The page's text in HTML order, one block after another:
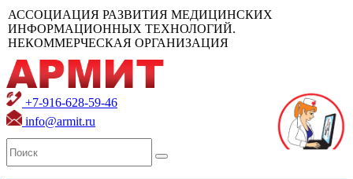
АССОЦИАЦИЯ РАЗВИТИЯ МЕДИЦИНСКИХ
ИНФОРМАЦИОННЫХ ТЕХНОЛОГИЙ.
НЕКОММЕРЧЕСКАЯ ОРГАНИЗАЦИЯ
+7-916-628-59-46
info@armit.ru